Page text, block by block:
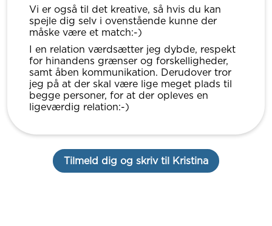
Vi er også til det kreative, så hvis du kan
spejle dig selv i ovenstående kunne der
måske være et match:-)
I en relation værdsætter jeg dybde, respekt
for hinandens grænser og forskelligheder,
samt åben kommunikation. Derudover tror
jeg på at der skal være lige meget plads til
begge personer, for at der opleves en
ligeværdig relation:-)
Tilmeld dig og skriv til Kristina